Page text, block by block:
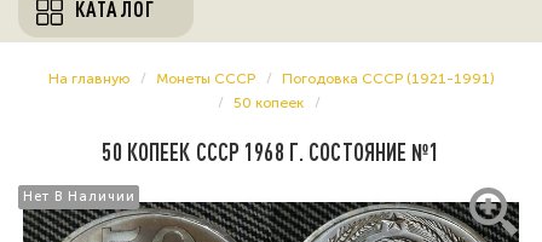
КАТАЛОГ
На главную Монеты СССР
Погодовка СССР (1921-1991)
50 копеек
50 КОПЕЕК СССР 1968 Г. СОСТОЯНИЕ №1
Нет В Наличии
Нет В Наличии